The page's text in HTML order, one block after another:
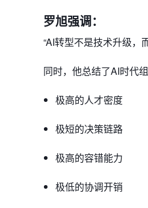
罗旭强调：
“AI转型不是技术升级，
同时，他总结了AI时代
极高的人才密度
极短的决策链路
极高的容错能力
极低的协调开销